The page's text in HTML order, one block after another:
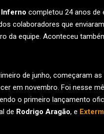
completou 24 anos de
colaboradores que
da equipe. Aconteceu
de junho, começaram
em novembro. Foi nesse
o primeiro lançamento
de Rodrigo Aragão, e